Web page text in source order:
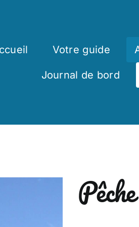
Votre guide
Journal de bord